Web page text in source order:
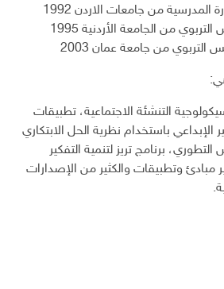
المدرسية من جامعات الاردن 1992
من الجامعة الأردنية 1995
التربوي من جامعة عمان 2003
التنشئة الاجتماعية، تطبيقات
الإبداعي باستخدام نظرية الحل الابتكاري
برنامج تريز لتنمية التفكير
مبادئ وتطبيقات والكثير من الإصدارات